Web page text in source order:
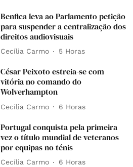
Benfica leva ao Parlamento petição
para suspender a centralização dos
direitos audiovisuais
Cecília Carmo 5 Horas
César Peixoto estreia-se com
vitória no comando do
Wolverhampton
Cecília Carmo 6 Horas
Portugal conquista pela primeira
vez o título mundial de veteranos
por equipas no ténis
Cecília Carmo 6 Horas